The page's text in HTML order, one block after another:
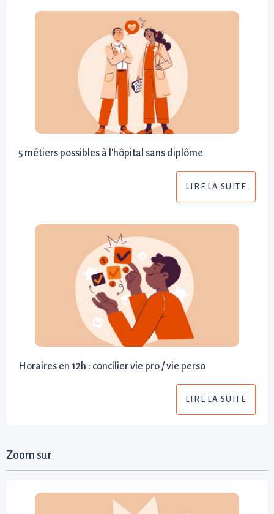
5 métiers possibles à l'hôpital sans diplôme
LIRE LA SUITE
Horaires en 12h : concilier vie pro / vie perso
LIRE LA SUITE
Zoom sur